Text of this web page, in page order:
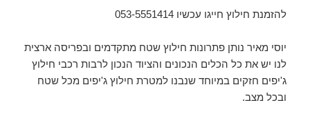
להזמנת חילוץ חייגו עכשיו 053-5551414
יוסי מאיר נותן פתרונות חילוץ שטח מתקדמים ובפריסה ארצית
לנו יש את כל הכלים הנכונים והציוד הנכון לרבות רכבי חילוץ
ג'יפים חזקים במיוחד שנבנו למטרת חילוץ ג'יפים מכל שטח
ובכל מצב.